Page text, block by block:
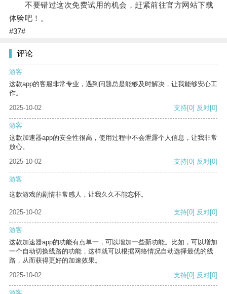
不要错过这次免费试用的机会，赶紧前往官方网站下载
体验吧！。
#37#
评论
游客
这款app的客服非常专业，遇到问题总是能够及时解决，让我能够安心工
作。
2025-10-02
支持[0] 反对[0]
游客
这款加速器app的安全性很高，使用过程中不会泄露个人信息，让我非常
放心。
2025-10-02
支持[0] 反对[0]
游客
这款游戏的剧情非常感人，让我久久不能忘怀。
2025-10-02 支持[0] 反对[0]
游客
这款加速器app的功能有点单一，可以增加一些新功能。比如，可以增加
一个自动切换线路的功能，这样就可以根据网络情况自动选择最优的线
路，从而获得更好的加速效果。
2025-10-02
支持[0] 反对[0]